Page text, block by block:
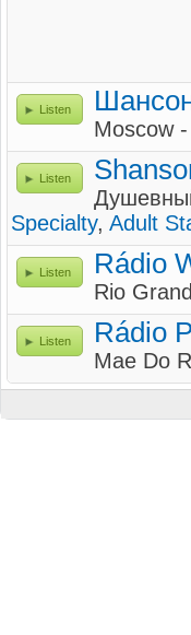
Listen
Moscow -
Listen
Specialty, Adult
Listen Rádio
Rio
Listen Rádio
Mae Do